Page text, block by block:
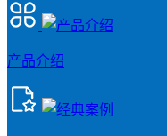
产品介绍